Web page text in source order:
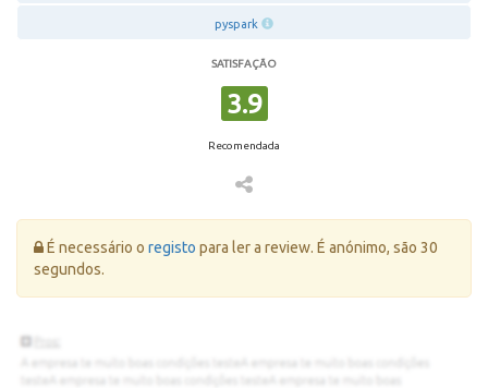
pyspark
SATISFAÇÃO
3.9
Recomendada
Erro:
É necessário o registo para ler a review. É anónimo, são 30
segundos.